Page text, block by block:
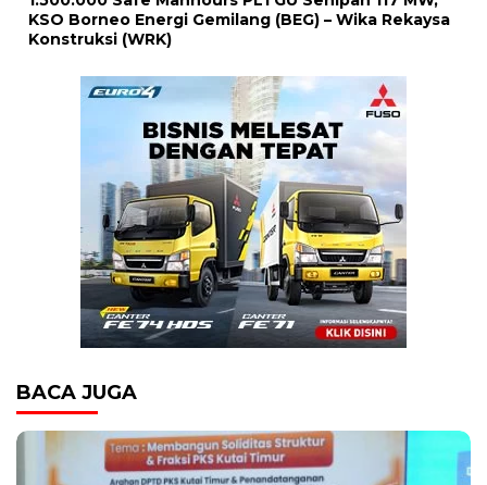
KSO Borneo Energi Gemilang (BEG) – Wika Rekaysa
Konstruksi (WRK)
BACA JUGA